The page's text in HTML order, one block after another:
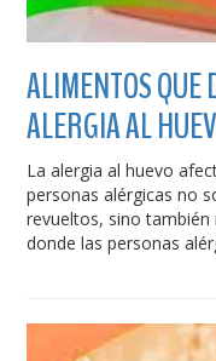
ALIMENTOS QUE
ALERGIA AL
La alergia al huevo
personas alérgicas no
revueltos, sino
donde las personas